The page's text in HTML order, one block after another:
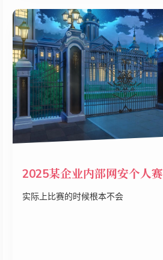
2025某企业内部网安个人赛
实际上比赛的时候根本不会